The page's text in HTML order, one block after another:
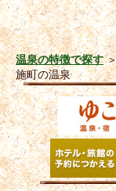
温泉の特徴で探す
施町の温泉